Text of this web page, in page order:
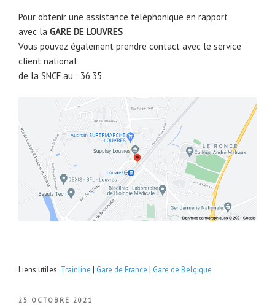
Pour obtenir une assistance téléphonique en rapport
avec la GARE DE LOUVRES
Vous pouvez également prendre contact avec le service
client national
de la SNCF au : 36.35
Liens utiles: Trainline | Gare de France | Gare de Belgique
PUBLIÉ
25 OCTOBRE 2021